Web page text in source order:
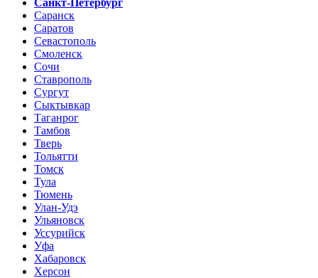
Саранск
Саратов
Севастополь
Смоленск
Сочи
Ставрополь
Сургут
Сыктывкар
Таганрог
Тамбов
Тверь
Тольятти
Томск
Тула
Тюмень
Улан-Удэ
Ульяновск
Уссурийск
Уфа
Хабаровск
Херсон